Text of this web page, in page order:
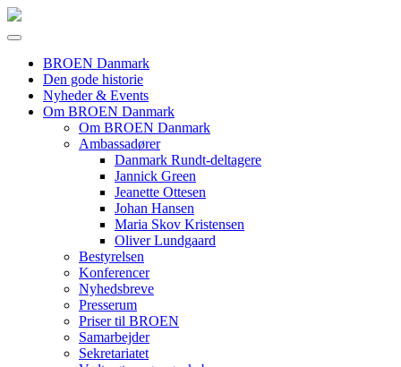
BROEN Danmark
Den gode historie
Nyheder & Events
Om BROEN Danmark
Om BROEN Danmark
Ambassadører
Danmark Rundt-deltagere
Jannick Green
Jeanette Ottesen
Johan Hansen
Maria Skov Kristensen
Oliver Lundgaard
Bestyrelsen
Konferencer
Nyhedsbreve
Presserum
Priser til BROEN
Samarbejder
Sekretariatet